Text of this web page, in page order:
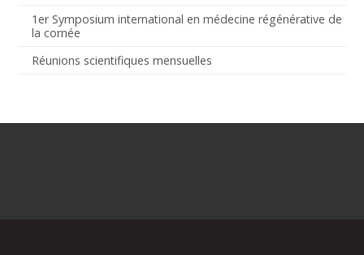
1er Symposium international en médecine régénérative de
la cornée
Réunions scientifiques mensuelles